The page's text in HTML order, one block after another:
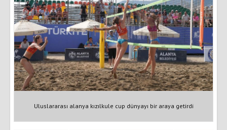
Uluslararası alanya kızılkule cup dünyayı bir araya getirdi